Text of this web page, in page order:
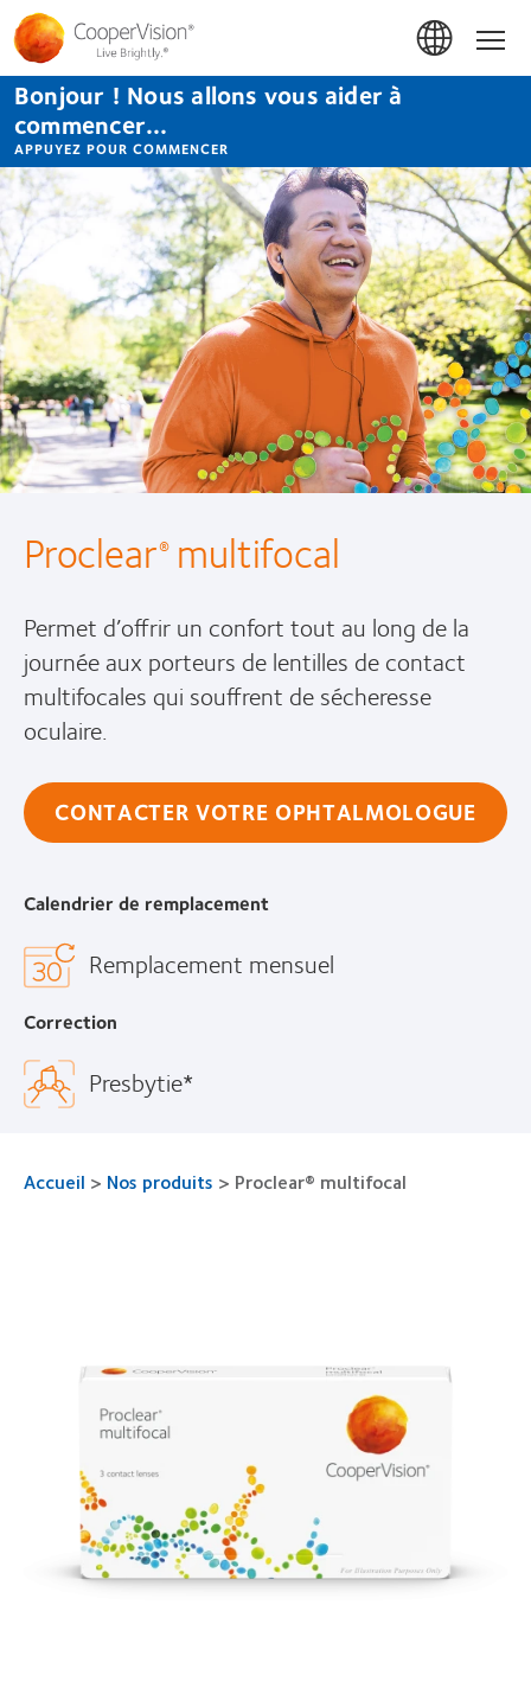
Aller
au
contenu
principal
Bonjour ! Nous allons vous aider à
commencer...
APPUYEZ POUR COMMENCER
Proclear®multifocal
Permet d’offrir un confort tout au long de la
journée aux porteurs de lentilles de contact
multifocales qui souffrent de sécheresse
oculaire.
CONTACTER VOTRE OPHTALMOLOGUE
Calendrier de remplacement
Remplacement mensuel
Correction
Presbytie*
Accueil > Nos produits > Proclear® multifocal